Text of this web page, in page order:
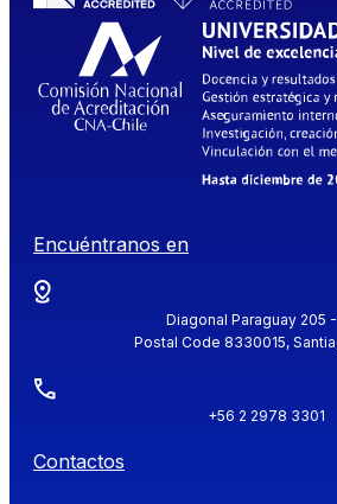
Encuéntranos en
Diagonal Paraguay 205
Postal Code 8330015,
+56 2 2978 3301
Contactos